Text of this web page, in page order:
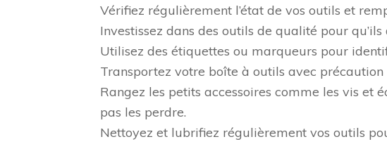
Vérifiez régulièrement l’état de vos outils et
Investissez dans des outils de qualité pour
Utilisez des étiquettes ou marqueurs pour
Transportez votre boîte à outils avec
Rangez les petits accessoires comme les vis et
pas les perdre.
Nettoyez et lubrifiez régulièrement vos outils